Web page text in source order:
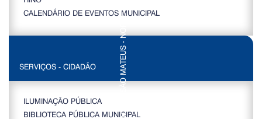
CALENDÁRIO DE EVENTOS MUNICIPAL
SERVIÇOS - CIDADÃO
ILUMINAÇÃO PÚBLICA
BIBLIOTECA PÚBLICA MUNICIPAL